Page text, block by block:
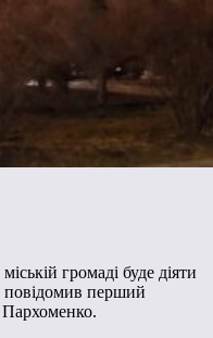
громаді буде діяти
повідомив перший
Пархоменко.